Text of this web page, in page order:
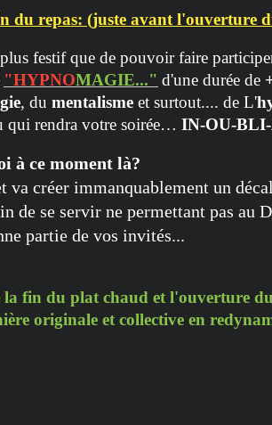
du repas: (juste avant l'ouverture
festif que de pouvoir faire
"HYPNOMAGIE..." d'une durée de
, du mentalisme et surtout.... de L'
qui rendra votre soirée… IN-OU-
à ce moment là?
va créer immanquablement un
de se servir ne permettant pas au
partie de vos invités...
la fin du plat chaud et l'ouverture
originale et collective en